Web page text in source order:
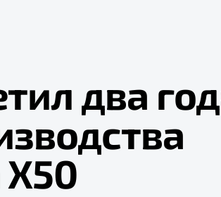
два